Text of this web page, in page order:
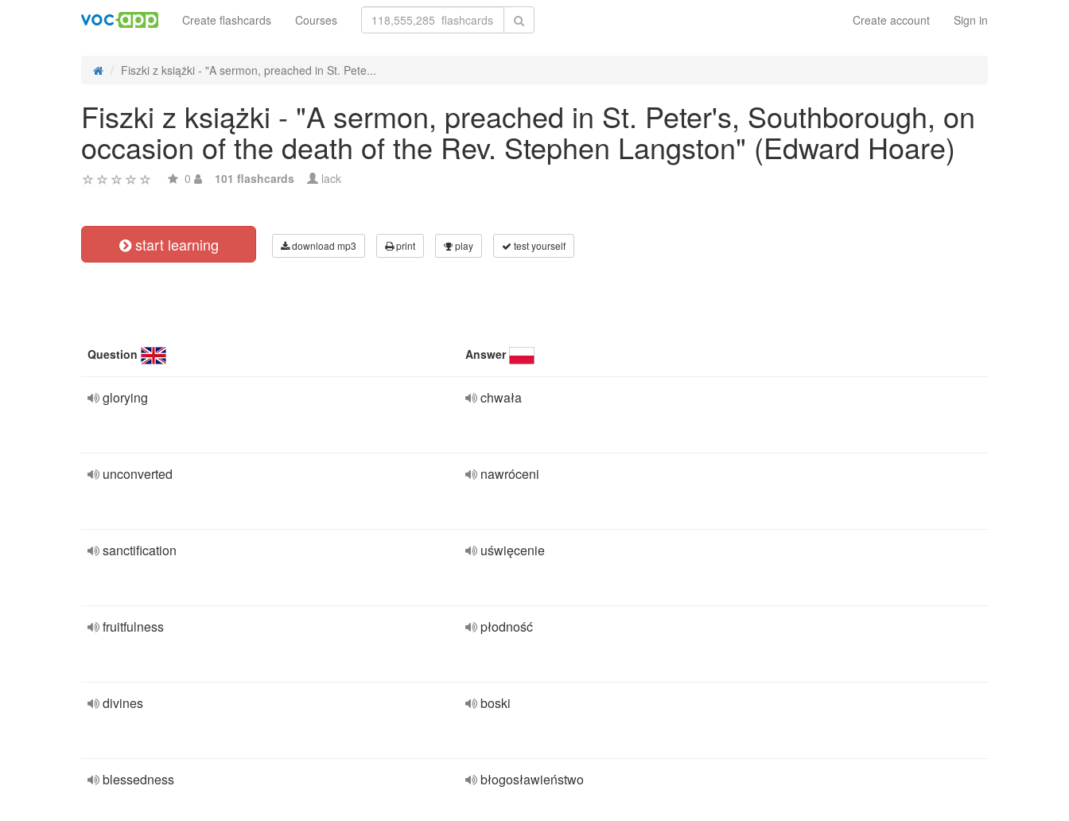
Create account Sign in
Create flashcards Courses
Fiszki z książki - "A sermon, preached in St. Pete...
Fiszki z książki - "A sermon, preached in St. Peter's, Southborough, on
occasion of the death of the Rev. Stephen Langston" (Edward Hoare)
0 101 flashcards lack
start learning download mp3 print play test yourself
Question Answer
glorying chwała
unconverted nawróceni
sanctification uświęcenie
fruitfulness płodność
divines boski
blessedness błogosławieństwo